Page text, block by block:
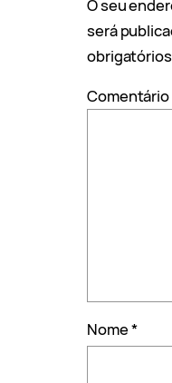
O seu
será
Comentário
Nome*